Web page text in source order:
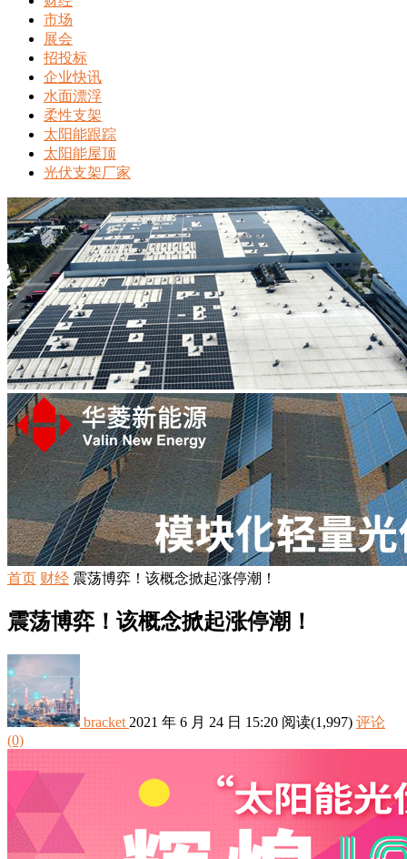
市场
展会
招投标
企业快讯
水面漂浮
柔性支架
太阳能跟踪
太阳能屋顶
光伏支架厂家
首页 财经 震荡博弈！该概念掀起涨停潮！
震荡博弈！该概念掀起涨停潮！
bracket 2021 年 6 月 24 日 15:20 阅读(1,997) 评论
(0)